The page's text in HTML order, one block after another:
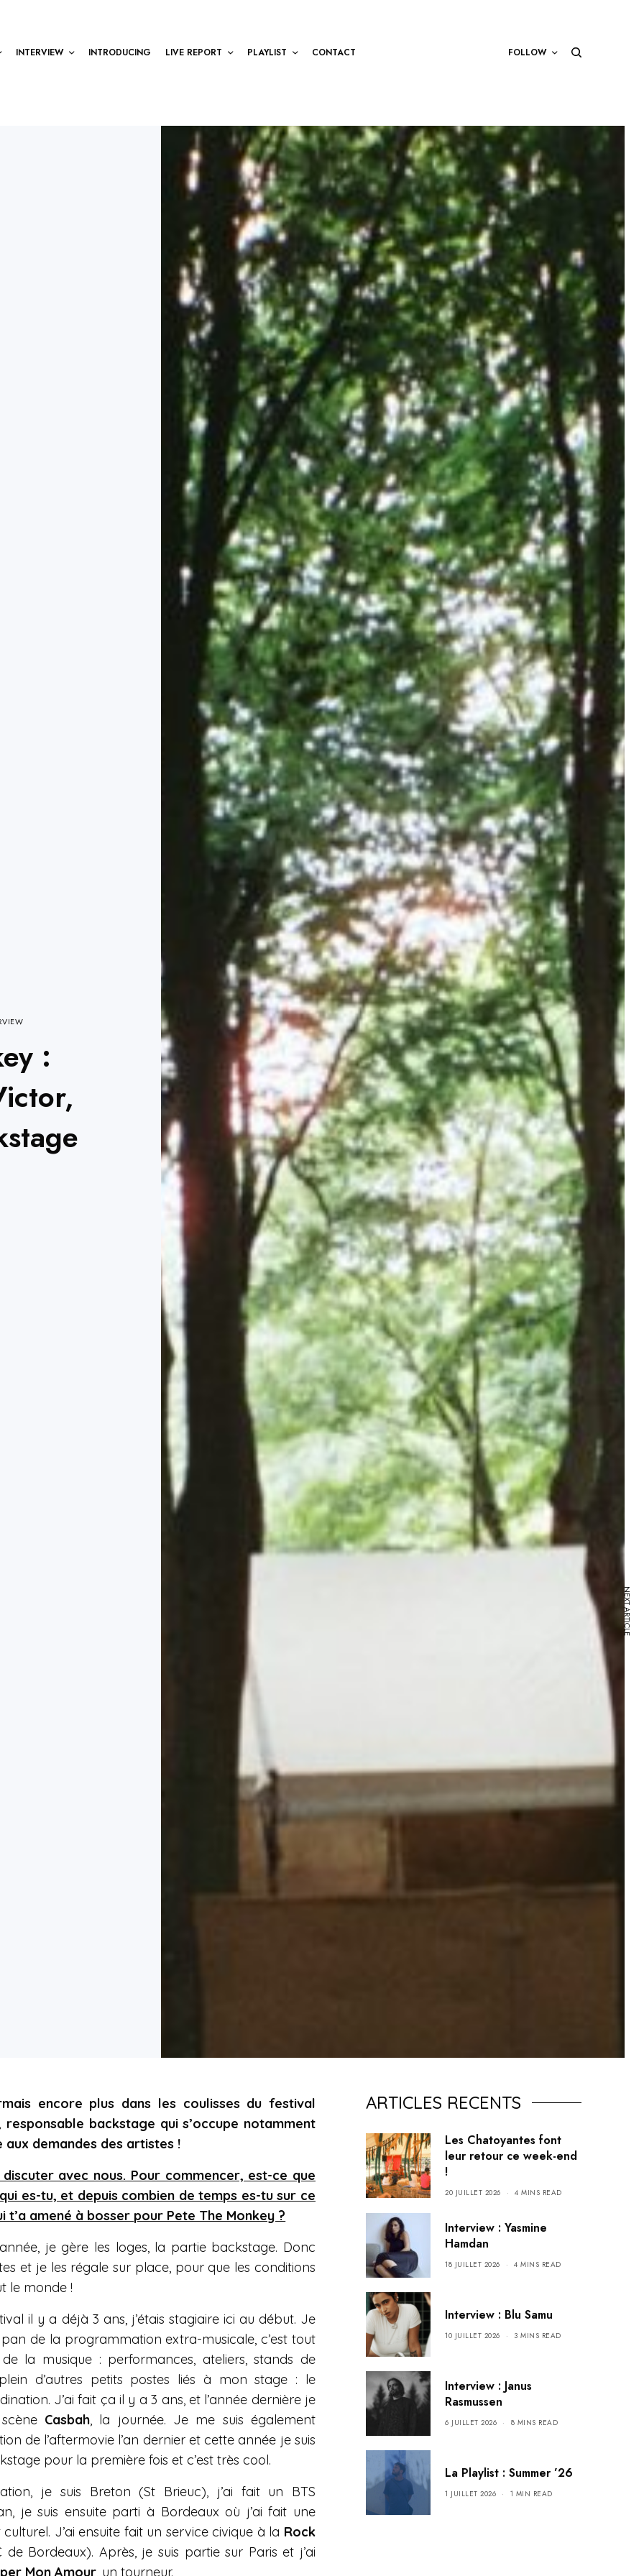
INTERVIEW INTRODUCING LIVE REPORT PLAYLIST CONTACT FOLLOW
:
encore plus dans les coulisses du festival
backstage qui s’occupe notamment
aux demandes des artistes !
avec nous. Pour commencer, est-ce que
es-tu, et depuis combien de temps es-tu sur ce
t’a amené à bosser pour Pete The Monkey ?
je gère les loges, la partie backstage. Donc
et je les régale sur place, pour que les conditions
le monde !
il y a déjà 3 ans, j’étais stagiaire ici au début. Je
de la programmation extra-musicale, c’est tout
la musique : performances, ateliers, stands de
d’autres petits postes liés à mon stage : le
J’ai fait ça il y a 3 ans, et l’année dernière je
Casbah, la journée. Je me suis également
de l’aftermovie l’an dernier et cette année je suis
pour la première fois et c’est très cool.
je suis Breton (St Brieuc), j’ai fait un BTS
je suis ensuite parti à Bordeaux où j’ai fait une
J’ai ensuite fait un service civique à la Rock
de Bordeaux). Après, je suis partie sur Paris et j’ai
Mon Amour , un tourneur.
ARTICLES RECENTS
Les Chatoyantes font
leur retour ce week-end
!
20 JUILLET 2026 4 MINS READ
Interview : Yasmine
Hamdan
18 JUILLET 2026 4 MINS READ
Interview : Blu Samu
10 JUILLET 2026 3 MINS READ
Interview : Janus
Rasmussen
6 JUILLET 2026 8 MINS READ
La Playlist : Summer ’26
1 JUILLET 2026 1 MIN READ
NEXT ARTICLE